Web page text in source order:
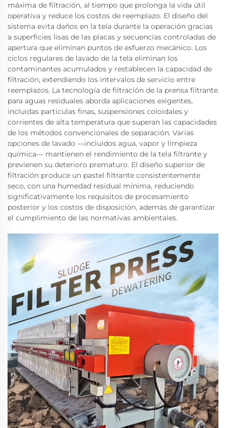
máxima de filtración, al tiempo que prolonga la vida útil
operativa y reduce los costos de reemplazo. El diseño del
sistema evita daños en la tela durante la operación gracias
a superficies lisas de las placas y secuencias controladas de
apertura que eliminan puntos de esfuerzo mecánico. Los
ciclos regulares de lavado de la tela eliminan los
contaminantes acumulados y restablecen la capacidad de
filtración, extendiendo los intervalos de servicio entre
reemplazos. La tecnología de filtración de la prensa filtrante
para aguas residuales aborda aplicaciones exigentes,
incluidas partículas finas, suspensiones coloidales y
corrientes de alta temperatura que superan las capacidades
de los métodos convencionales de separación. Varias
opciones de lavado —incluidos agua, vapor y limpieza
química— mantienen el rendimiento de la tela filtrante y
previenen su deterioro prematuro. El diseño superior de
filtración produce un pastel filtrante consistentemente
seco, con una humedad residual mínima, reduciendo
significativamente los requisitos de procesamiento
posterior y los costos de disposición, además de garantizar
el cumplimiento de las normativas ambientales.